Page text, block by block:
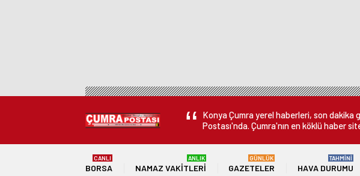
Konya Çumra yerel haberleri, son dakika
Postası'nda. Çumra'nın en köklü haber
BORSA
CANLI
NAMAZ VAKITLERI
ANLIK
GAZETELER
GÜNLÜK
HAVA DURUMU
TAHMİNİ